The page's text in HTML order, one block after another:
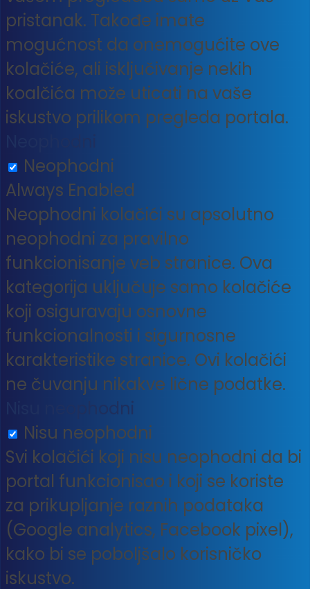
pristanak. Takođe imate
mogućnost da onemogućite ove
kolačiće, ali isključivanje nekih
koalčića može uticati na vaše
iskustvo prilikom pregleda portala.
Neophodni
Always Enabled
Neophodni kolačići su apsolutno
neophodni za pravilno
funkcionisanje veb stranice. Ova
kategorija uključuje samo kolačiće
koji osiguravaju osnovne
funkcionalnosti i sigurnosne
karakteristike stranice. Ovi kolačići
ne čuvanju nikakve lične podatke.
Nisu neophodni
Nisu neophodni
Svi kolačići koji nisu neophodni da bi
portal funkcionisao i koji se koriste
za prikupljanje raznih podataka
(Google analytics, Facebook pixel),
kako bi se poboljšalo korisničko
iskustvo.